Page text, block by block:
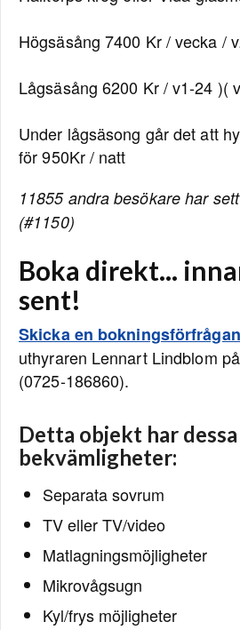
Högsäsång 7400 Kr / vecka /
Lågsäsång 6200 Kr / v1-24 )(
Under lågsäsong går det att
för 950Kr / natt
11855 andra besökare har
(#1150)
Boka direkt...
sent!
Skicka en bokningsförfrågan
uthyraren Lennart Lindblom
(0725-186860).
Detta objekt har dessa
bekvämligheter:
Separata sovrum
TV eller TV/video
Matlagningsmöjligheter
Mikrovågsugn
Kyl/frys möjligheter